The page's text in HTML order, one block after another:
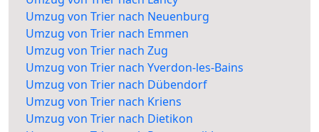
Umzug von Trier nach Neuenburg
Umzug von Trier nach Emmen
Umzug von Trier nach Zug
Umzug von Trier nach Yverdon-les-Bains
Umzug von Trier nach Dübendorf
Umzug von Trier nach Kriens
Umzug von Trier nach Dietikon